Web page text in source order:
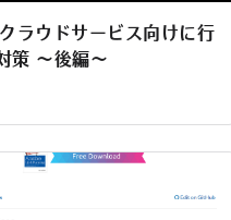
ラウドサービス向けに行
策 〜後編〜